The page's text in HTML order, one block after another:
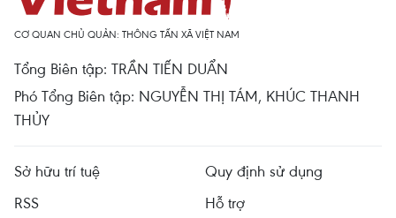
CƠ QUAN CHỦ QUẢN: THÔNG TẤN XÃ VIỆT NAM
Tổng Biên tập: TRẦN TIẾN DUẨN
Phó Tổng Biên tập: NGUYỄN THỊ TÁM, KHÚC THANH
THỦY
Sở hữu trí tuệ
Quy định sử dụng
RSS
Hỗ trợ